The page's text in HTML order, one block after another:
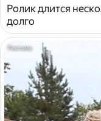
Ролик длится
долго